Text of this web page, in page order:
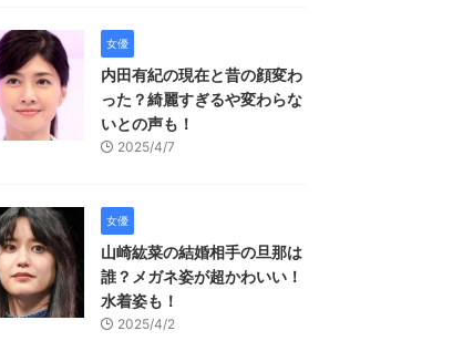
女優
内田有紀の現在と昔の顔変わ
った？綺麗すぎるや変わらな
いとの声も！
2025/4/7
女優
山崎紘菜の結婚相手の旦那は
誰？メガネ姿が超かわいい！
水着姿も！
2025/4/2